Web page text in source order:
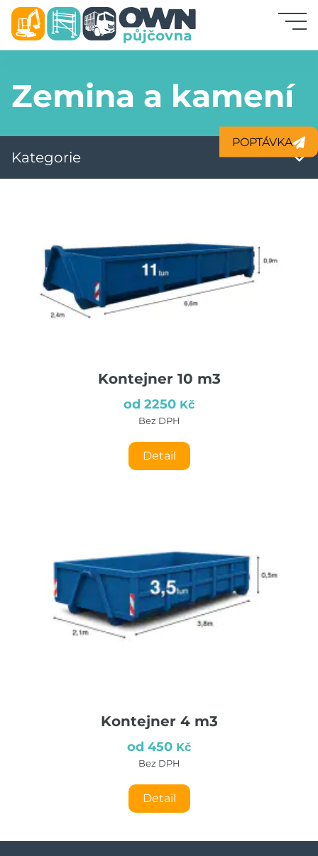
Kontakty
Katalog ke stažení
Přihlášení k účtu
Stavební stroje
Bednění, stojky
Přeprava
Servis strojů
Zemina a kamení
Kategorie
Kontejner 10 m3
od 2250 Kč
Bez DPH
Detail
Kontejner 4 m3
od 450 Kč
Bez DPH
Detail
POPTÁVKA